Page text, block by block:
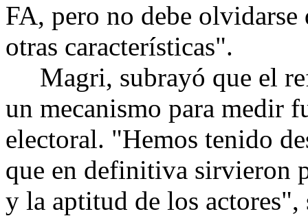
FA, pero no debe
otras características".
Magri, subrayó que el
un mecanismo para medir
electoral. "Hemos tenido
que en definitiva sirvieron
y la aptitud de los